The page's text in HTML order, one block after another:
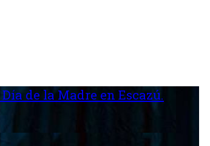
de la Madre en Escazú.